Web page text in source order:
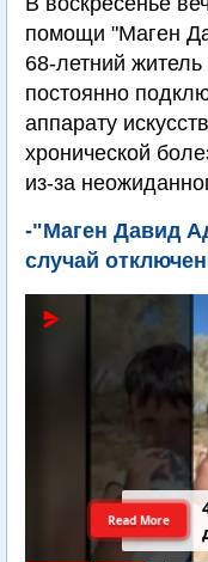
помощи "Маген
68-летний
постоянно
аппарату
хронической
из-за
-"Маген Давид
случай
Read More